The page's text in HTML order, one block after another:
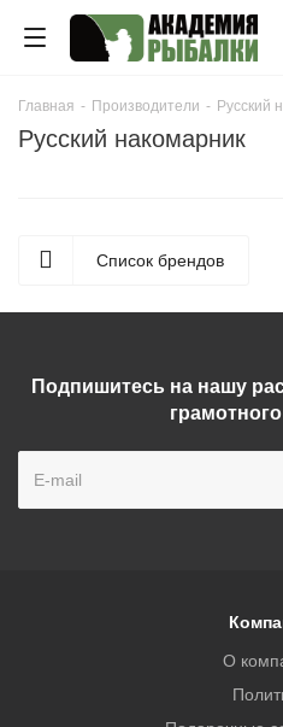
Главная - Производители - Русский
Русский накомарник
Список брендов
Подпишитесь на нашу
О